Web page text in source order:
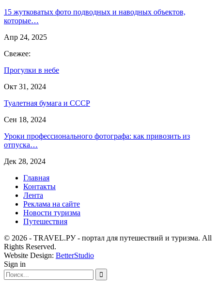
15 жутковатых фото подводных и наводных объектов,
которые…
Апр 24, 2025
Свежее:
Прогулки в небе
Окт 31, 2024
Туалетная бумага и СССР
Сен 18, 2024
Уроки профессионального фотографа: как привозить из
отпуска…
Дек 28, 2024
Главная
Контакты
Лента
Реклама на сайте
Новости туризма
Путешествия
© 2026 - TRAVEL.РУ - портал для путешествий и туризма. All
Rights Reserved.
Website Design: BetterStudio
Sign in